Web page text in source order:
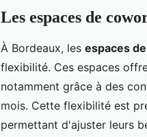
Les espaces de
À Bordeaux, les espaces
flexibilité. Ces espaces
notamment grâce à des
mois. Cette flexibilité est
permettant d'ajuster leurs